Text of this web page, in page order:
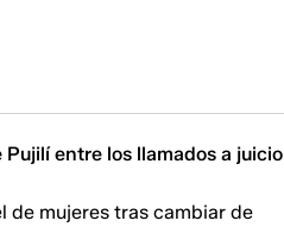
entre los llamados a juicio
de mujeres tras cambiar de